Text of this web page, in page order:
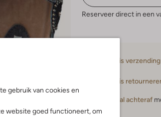
gebruik van cookies en
website goed functioneert, om
Reserveer direct in een
Gratis verzending
Gratis
Betaal achteraf